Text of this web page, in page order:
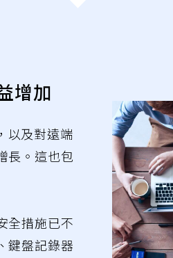
中
My
Endpoint Security
增加
以及對遠端
長。這也包
全措施已不
鍵盤記錄器